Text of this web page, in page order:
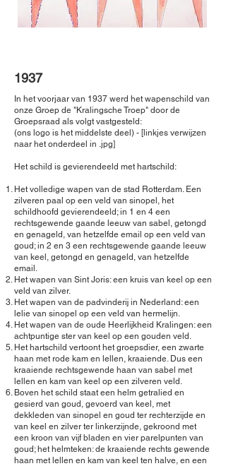
1937
In het voorjaar van 1937 werd het wapenschild van
onze Groep de "Kralingsche Troep" door de
Groepsraad als volgt vastgesteld:
(ons logo is het middelste deel) - [linkjes verwijzen
naar het onderdeel in .jpg]
Het schild is gevierendeeld met hartschild:
Het volledige wapen van de stad Rotterdam. Een
zilveren paal op een veld van sinopel, het
schildhoofd gevierendeeld; in 1 en 4 een
rechtsgewende gaande leeuw van sabel, getongd
en genageld, van hetzelfde email op een veld van
goud; in 2 en 3 een rechtsgewende gaande leeuw
van keel, getongd en genageld, van hetzelfde
email.
Het wapen van Sint Joris: een kruis van keel op een
veld van zilver.
Het wapen van de padvinderij in Nederland: een
lelie van sinopel op een veld van hermelijn.
Het wapen van de oude Heerlijkheid Kralingen: een
achtpuntige ster van keel op een gouden veld.
Het hartschild vertoont het groepsdier, een zwarte
haan met rode kam en lellen, kraaiende. Dus een
kraaiende rechtsgewende haan van sabel met
lellen en kam van keel op een zilveren veld.
Boven het schild staat een helm getralied en
gesierd van goud, gevoerd van keel, met
dekkleden van sinopel en goud ter rechterzijde en
van keel en zilver ter linkerzijnde, gekroond met
een kroon van vijf bladen en vier parelpunten van
goud; het helmteken: de kraaiende rechts gewende
haan met lellen en kam van keel ten halve, en een